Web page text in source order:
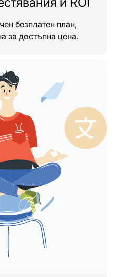
безплатен план,
за достъпна цена.